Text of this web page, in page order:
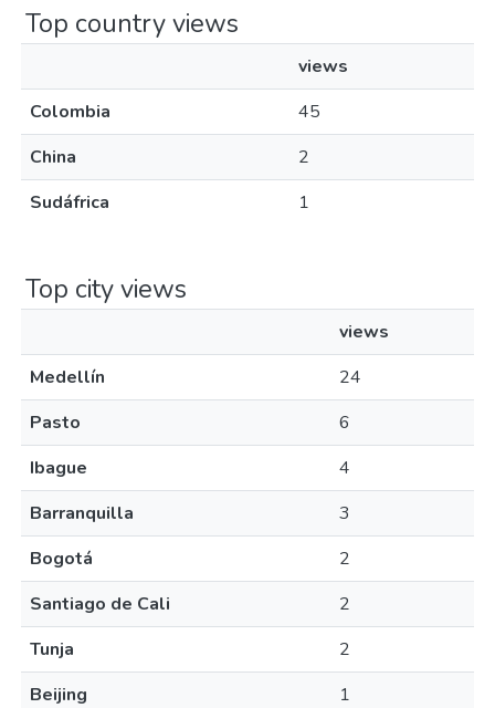
Top country views
views
Colombia
45
China
2
Sudáfrica
1
Top city views
views
Medellín
24
Pasto
6
Ibague
4
Barranquilla
3
Bogotá
2
Santiago de Cali
2
Tunja
2
Beijing
1